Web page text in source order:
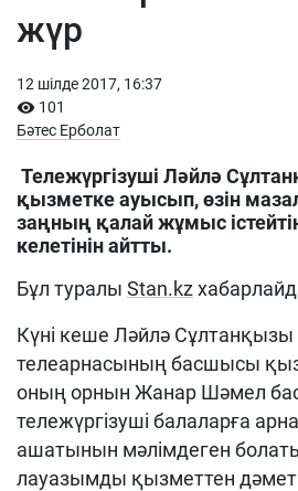
жүр
12 шiлде 2017, 16:37
101
Бәтес Ерболат
Тележүргізуші Ләйлә
қызметке ауысып, өзін
заңның қалай жұмыс
келетінін айтты.
Бұл туралы Stan.kz
Күні кеше Ләйлә Сұлтанқызы
телеарнасының басшысы
оның орнын Жанар Шәмел
тележүргізуші балаларға
ашатынын мәлімдеген
лауазымды қызметтен